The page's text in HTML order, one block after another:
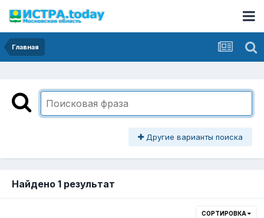
Главная
Другие варианты поиска
Найдено 1 результат
СОРТИРОВКА